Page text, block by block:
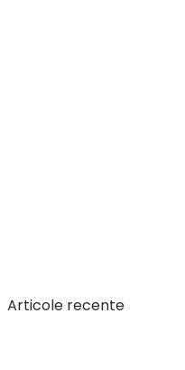
Articole recente